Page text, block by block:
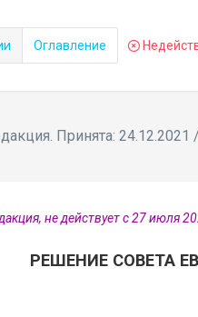
Оглавление
Принята: 24.12.2021
не действует с 27 июля
РЕШЕНИЕ СОВЕТА